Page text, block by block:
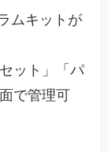
ムキットが
ット」「パ
で管理可